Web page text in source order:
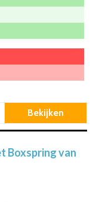
Bekijken
Boxspring van